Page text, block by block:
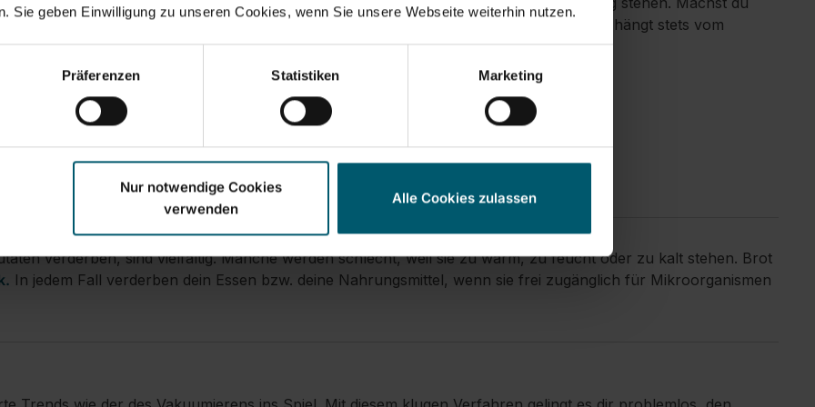
Sie geben Einwilligung zu unseren Cookies, wenn Sie unsere Webseite weiterhin nutzen.
Präferenzen Statistiken Marketing
Nur notwendige Cookies
verwenden
Alle Cookies zulassen
Verderb und verhinderst, dass gutes Essen im Müll landet. Was du wie lagern musst, hängt stets vom
länger aufbewahrt werden
die lange haltbar sind
verderben, sind vielfältig. Manche werden schlecht, weil sie zu warm, zu feucht oder zu kalt stehen. Brot
In jedem Fall verderben dein Essen bzw. deine Nahrungsmittel, wenn sie frei zugänglich für Mikroorganismen